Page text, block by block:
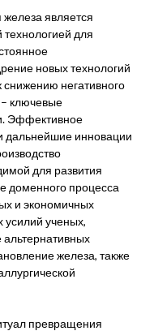
является
для
новых технологий
снижению негативного
ключевые
Эффективное
дальнейшие инновации
для развития
доменного процесса
и экономичных
усилий ученых,
альтернативных
железа, также
превращения